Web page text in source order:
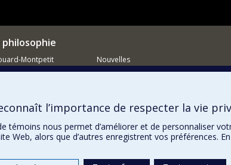
Montpetit
Nouvelles
l’importance de respecter la vie
témoins nous permet d’améliorer et de personnaliser
Web, alors que d’autres enregistrent vos